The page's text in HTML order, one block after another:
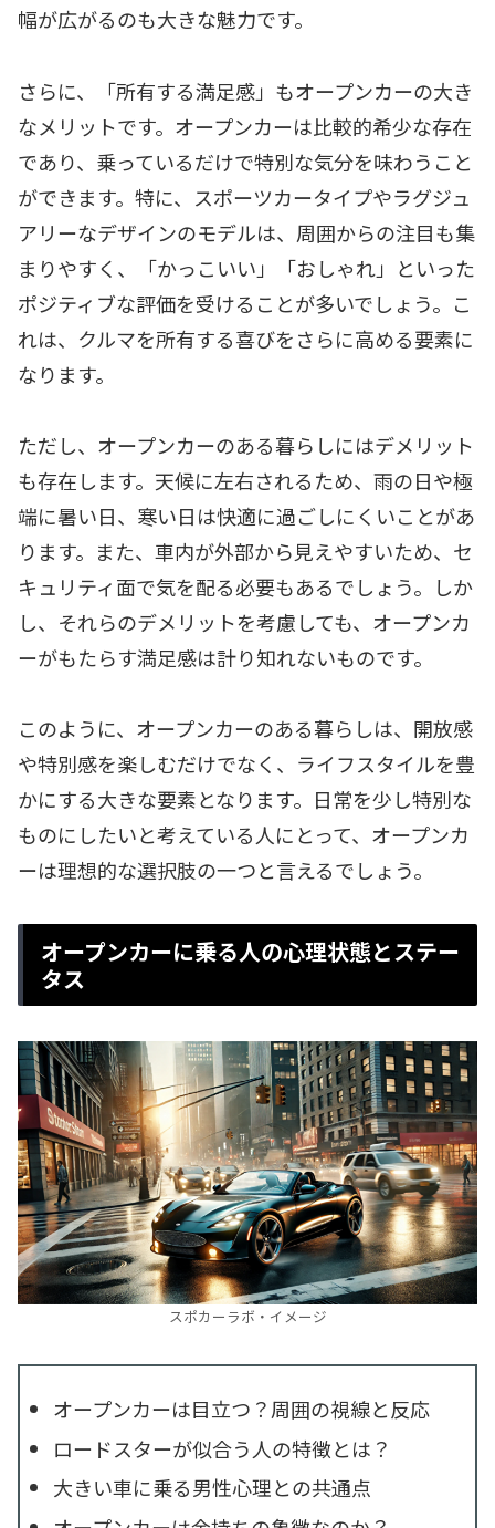
幅が広がるのも大きな魅力です。
さらに、「所有する満足感」もオープンカーの大き
なメリットです。オープンカーは比較的希少な存在
であり、乗っているだけで特別な気分を味わうこと
ができます。特に、スポーツカータイプやラグジュ
アリーなデザインのモデルは、周囲からの注目も集
まりやすく、「かっこいい」「おしゃれ」といった
ポジティブな評価を受けることが多いでしょう。こ
れは、クルマを所有する喜びをさらに高める要素に
なります。
ただし、オープンカーのある暮らしにはデメリット
も存在します。天候に左右されるため、雨の日や極
端に暑い日、寒い日は快適に過ごしにくいことがあ
ります。また、車内が外部から見えやすいため、セ
キュリティ面で気を配る必要もあるでしょう。しか
し、それらのデメリットを考慮しても、オープンカ
ーがもたらす満足感は計り知れないものです。
このように、オープンカーのある暮らしは、開放感
や特別感を楽しむだけでなく、ライフスタイルを豊
かにする大きな要素となります。日常を少し特別な
ものにしたいと考えている人にとって、オープンカ
ーは理想的な選択肢の一つと言えるでしょう。
オープンカーに乗る人の心理状態とステー
タス
スポカーラボ・イメージ
オープンカーは目立つ？周囲の視線と反応
ロードスターが似合う人の特徴とは？
大きい車に乗る男性心理との共通点